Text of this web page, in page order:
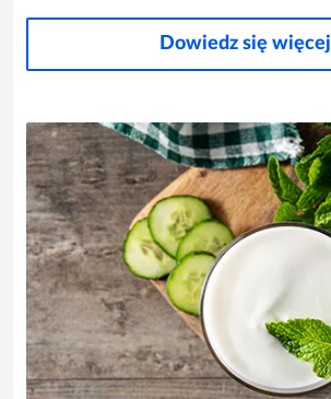
Dowiedz się więcej